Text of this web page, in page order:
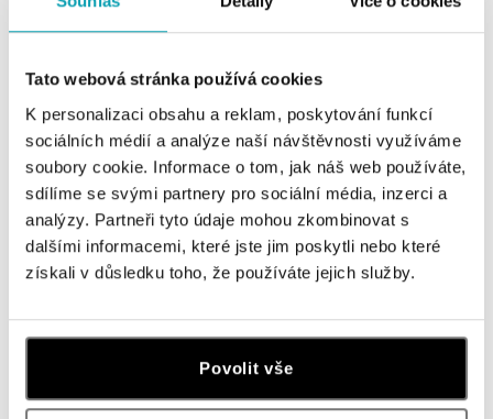
Tato webová stránka používá cookies
K personalizaci obsahu a reklam, poskytování funkcí
sociálních médií a analýze naší návštěvnosti využíváme
soubory cookie. Informace o tom, jak náš web používáte,
sdílíme se svými partnery pro sociální média, inzerci a
analýzy. Partneři tyto údaje mohou zkombinovat s
dalšími informacemi, které jste jim poskytli nebo které
získali v důsledku toho, že používáte jejich služby.
Povolit vše
Navštivte naše butiky
Všechny Česko Slovensko
ALO diamonds OC Forum Nová Karolina,
Ostrava